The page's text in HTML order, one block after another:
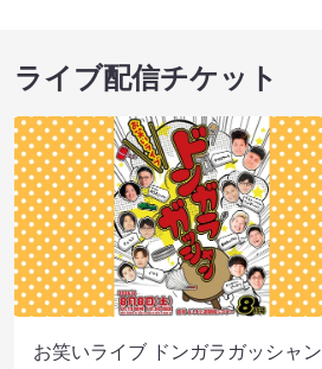
ライブ配信チケット
お笑いライブ ドンガラガッシャン